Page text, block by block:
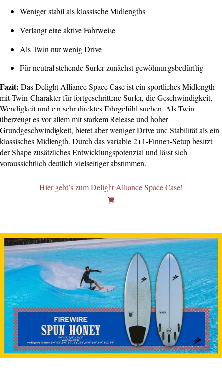
Weniger stabil als klassische Midlengths
Verlangt eine aktive Fahrweise
Als Twin nur wenig Drive
Für neutral stehende Surfer zunächst gewöhnungsbedürftig
Fazit: Das Delight Alliance Space Case ist ein sportliches Midlength
mit Twin-Charakter für fortgeschrittene Surfer, die Geschwindigkeit,
Wendigkeit und ein sehr direktes Fahrgefühl suchen. Als Twin
überzeugt es vor allem mit starkem Release und hoher
Grundgeschwindigkeit, bietet aber weniger Drive und Stabilität als ein
klassisches Midlength. Durch das variable 2+1-Finnen-Setup besitzt
der Shape zusätzliches Entwicklungspotenzial und lässt sich
voraussichtlich deutlich vielseitiger abstimmen.
Hier geht’s zum Delight Alliance Space Case!